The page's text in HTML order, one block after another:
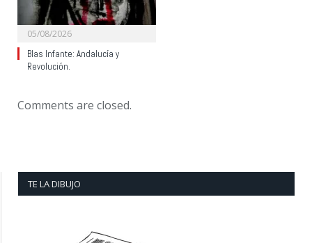
05/08/2026
Blas Infante: Andalucía y
Revolución.
Comments are closed.
TE LA DIBUJO